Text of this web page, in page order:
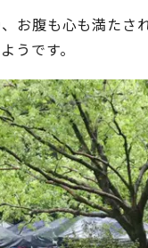
お腹も心も満たさ
うです。